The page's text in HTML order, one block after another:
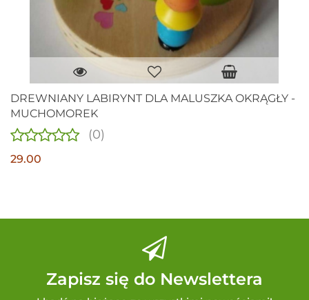
DREWNIANY LABIRYNT DLA MALUSZKA OKRĄGŁY -
MUCHOMOREK
(0)
29.00
Zapisz się do Newslettera